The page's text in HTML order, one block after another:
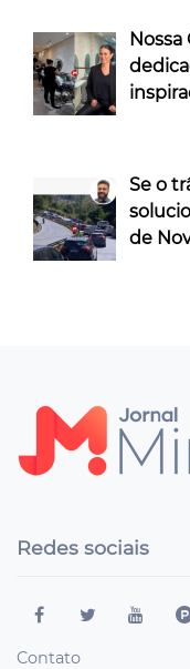
Nossa
Se o
de
Redes sociais
Contato